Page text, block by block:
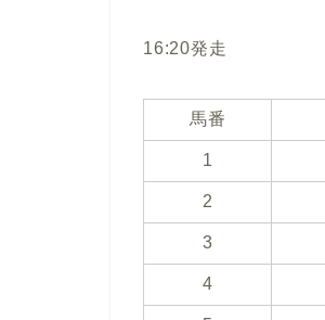
16:20発走
馬番
1
2
3
4